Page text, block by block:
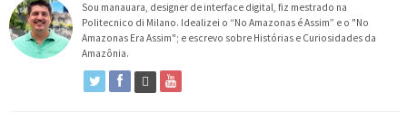
Sou manauara, designer de interface digital, fiz mestrado na
Politecnico di Milano. Idealizei o “No Amazonas é Assim” e o "No
Amazonas Era Assim"; e escrevo sobre Histórias e Curiosidades da
Amazônia.